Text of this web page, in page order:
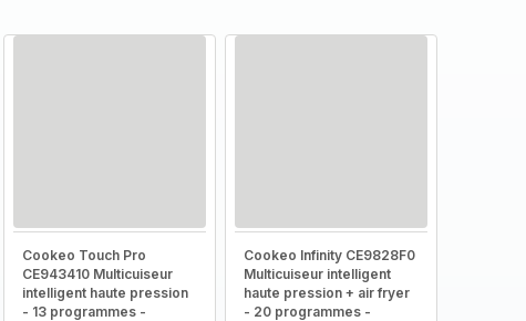
Cookeo Touch Pro
CE943410 Multicuiseur
intelligent haute pression
- 13 programmes -
Cookeo Infinity CE9828F0
Multicuiseur intelligent
haute pression + air fryer
- 20 programmes -